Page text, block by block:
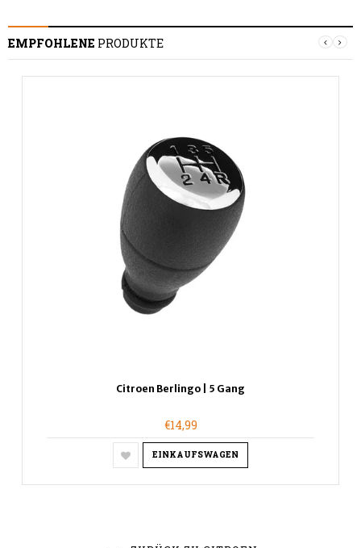
EMPFOHLENE PRODUKTE
Citroen Berlingo | 5 Gang
€14,99
EINKAUFSWAGEN